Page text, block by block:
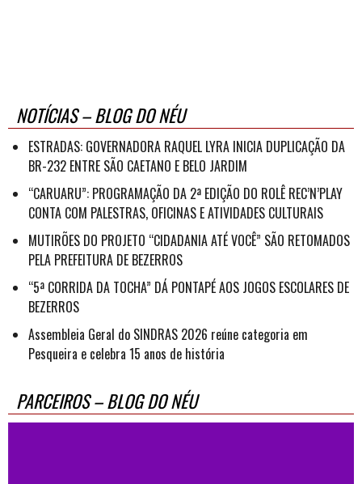
NOTÍCIAS – BLOG DO NÉU
ESTRADAS: GOVERNADORA RAQUEL LYRA INICIA DUPLICAÇÃO DA
BR-232 ENTRE SÃO CAETANO E BELO JARDIM
“CARUARU”: PROGRAMAÇÃO DA 2ª EDIÇÃO DO ROLÊ REC’N’PLAY
CONTA COM PALESTRAS, OFICINAS E ATIVIDADES CULTURAIS
MUTIRÕES DO PROJETO “CIDADANIA ATÉ VOCÊ” SÃO RETOMADOS
PELA PREFEITURA DE BEZERROS
“5ª CORRIDA DA TOCHA” DÁ PONTAPÉ AOS JOGOS ESCOLARES DE
BEZERROS
Assembleia Geral do SINDRAS 2026 reúne categoria em
Pesqueira e celebra 15 anos de história
PARCEIROS – BLOG DO NÉU